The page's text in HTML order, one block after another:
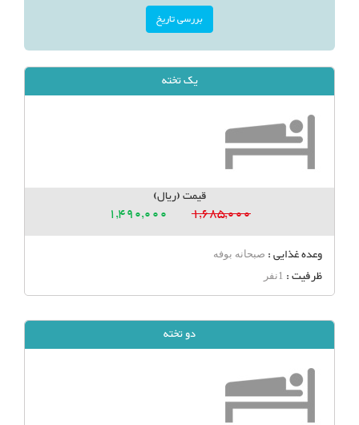
یک تخته
قیمت (ریال)
1,685,000
1,490,000
وعده غذایی : صبحانه بوفه
ظرفیت : 1نفر
دو تخته